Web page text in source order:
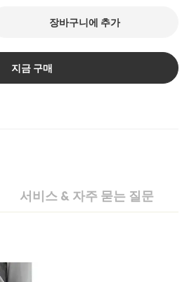
장바구니에 추가
지금 구매
서비스 & 자주 묻는 질문